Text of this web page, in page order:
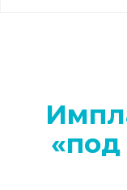
«под